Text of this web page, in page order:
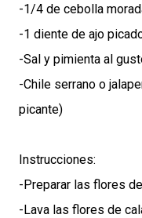
-1/4 de cebolla
-1 diente de ajo
-Sal y pimienta al
-Chile serrano o
picante)
Instrucciones:
-Preparar las flores
-Lava las flores de